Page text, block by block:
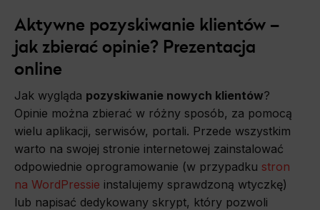
Aktywne pozyskiwanie klientów –
jak zbierać opinie? Prezentacja
online
Jak wygląda pozyskiwanie nowych klientów?
Opinie można zbierać w różny sposób, za pomocą
wielu aplikacji, serwisów, portali. Przede wszystkim
warto na swojej stronie internetowej zainstalować
odpowiednie oprogramowanie (w przypadku stron
na WordPressie instalujemy sprawdzoną wtyczkę)
lub napisać dedykowany skrypt, który pozwoli